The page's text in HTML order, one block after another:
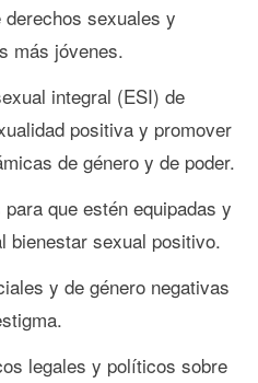
sexuales y
más jóvenes.
integral (ESI) de
positiva y promover
de género y de poder.
que estén equipadas y
bienestar sexual positivo.
y de género negativas
legales y políticos sobre